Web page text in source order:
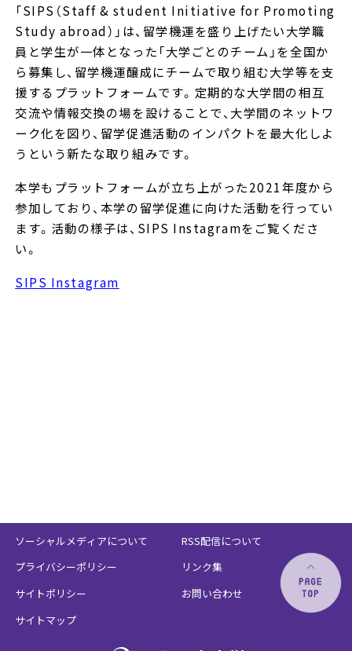
「SIPS（Staff & student Initiative for Promoting
Study abroad）」は、留学機運を盛り上げたい大学職
員と学生が一体となった「大学ごとのチーム」を全国か
ら募集し、留学機運醸成にチームで取り組む大学等を支
援するプラットフォームです。定期的な大学間の相互
交流や情報交換の場を設けることで、大学間のネットワ
ーク化を図り、留学促進活動のインパクトを最大化しよ
うという新たな取り組みです。
本学もプラットフォームが立ち上がった2021年度から
参加しており、本学の留学促進に向けた活動を行ってい
ます。活動の様子は、SIPS Instagramをご覧くださ
い。
SIPS Instagram
ソーシャルメディアについて
プライバシーポリシー
サイトポリシー
サイトマップ
RSS配信について
リンク集
お問い合わせ